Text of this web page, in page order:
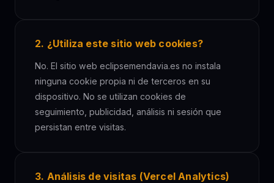
2. ¿Utiliza este sitio web cookies?
No. El sitio web eclipsemendavia.es no instala
ninguna cookie propia ni de terceros en su
dispositivo. No se utilizan cookies de
seguimiento, publicidad, análisis ni sesión que
persistan entre visitas.
3. Análisis de visitas (Vercel Analytics)